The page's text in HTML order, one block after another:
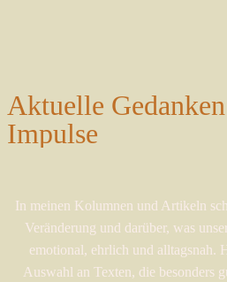
Aktuelle
Impulse
In meinen Kolumnen und Artikeln
Veränderung und darüber, was
emotional, ehrlich und alltagsnah.
Auswahl an Texten, die besonders